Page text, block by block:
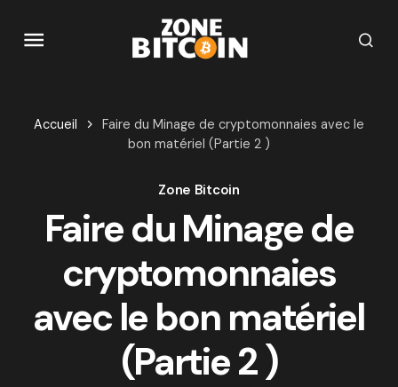
Accueil
Faire du Minage de cryptomonnaies avec le
bon matériel (Partie 2 )
Zone Bitcoin
Faire du Minage de
cryptomonnaies
avec le bon matériel
(Partie 2 )